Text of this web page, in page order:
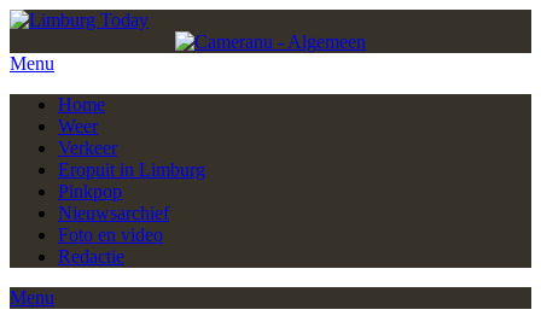
Menu
Home
Weer
Verkeer
Eropuit in Limburg
Pinkpop
Nieuwsarchief
Foto en video
Redactie
Menu